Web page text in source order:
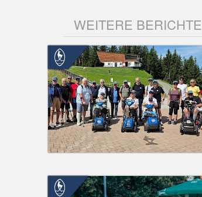
WEITERE BERICHTE